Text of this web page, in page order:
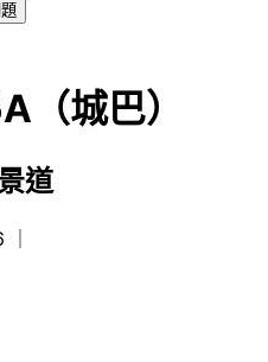
（城巴）
道